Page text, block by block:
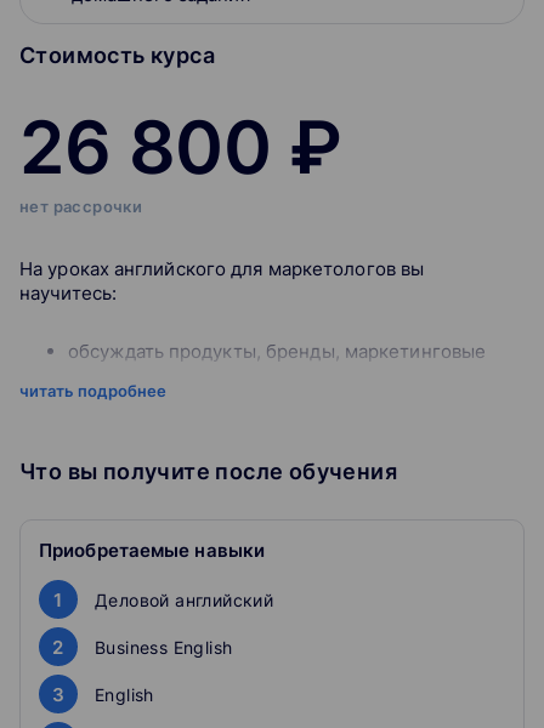
Стоимость курса
26 800 ₽
нет рассрочки
На уроках английского для маркетологов вы
научитесь:
обсуждать продукты, бренды, маркетинговые
профессиональные термины
готовить презентации, доклады, выступать с ними
2. SWOT analysis
3. Marketing strategy
4. Product
5. Product life cycle
читать подробнее
Что вы получите после обучения
Приобретаемые навыки
1 Деловой английский
2 Business English
3 English